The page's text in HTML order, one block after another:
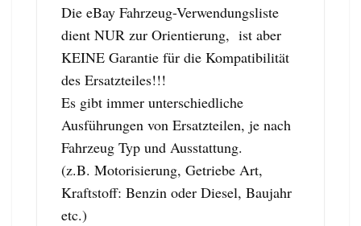
Die eBay Fahrzeug-Verwendungsliste
dient NUR zur Orientierung, ist aber
KEINE Garantie für die Kompatibilität
des Ersatzteiles!!!
Es gibt immer unterschiedliche
Ausführungen von Ersatzteilen, je nach
Fahrzeug Typ und Ausstattung.
(z.B. Motorisierung, Getriebe Art,
Kraftstoff: Benzin oder Diesel, Baujahr
etc.)